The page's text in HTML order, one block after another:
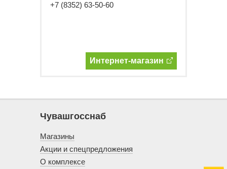
+7 (8352) 63-50-60
Интернет-магазин
Чувашгосснаб
Магазины
Акции и спецпредложения
О комплексе